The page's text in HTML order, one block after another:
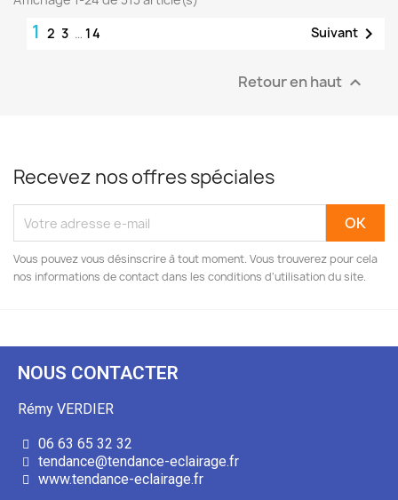
1 2 3 … 14 Suivant 
Retour en haut 
Recevez nos offres spéciales
Vous pouvez vous désinscrire à tout moment. Vous trouverez pour cela
nos informations de contact dans les conditions d'utilisation du site.
NOUS CONTACTER
Rémy VERDIER
06 63 65 32 32
tendance@tendance-eclairage.fr
www.tendance-eclairage.fr